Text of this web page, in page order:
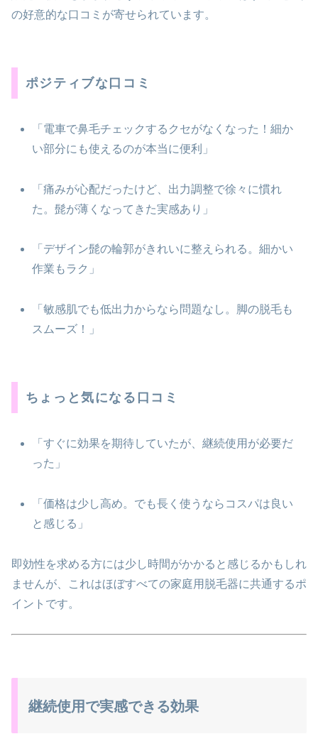
の好意的な口コミが寄せられています。
ポジティブな口コミ
「電車で鼻毛チェックするクセがなくなった！細か
い部分にも使えるのが本当に便利」
「痛みが心配だったけど、出力調整で徐々に慣れ
た。髭が薄くなってきた実感あり」
「デザイン髭の輪郭がきれいに整えられる。細かい
作業もラク」
「敏感肌でも低出力からなら問題なし。脚の脱毛も
スムーズ！」
ちょっと気になる口コミ
「すぐに効果を期待していたが、継続使用が必要だ
った」
「価格は少し高め。でも長く使うならコスパは良い
と感じる」
即効性を求める方には少し時間がかかると感じるかもしれ
ませんが、これはほぼすべての家庭用脱毛器に共通するポ
イントです。
継続使用で実感できる効果